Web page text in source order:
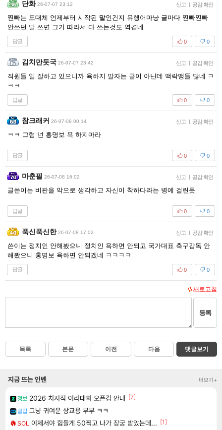
단화 26-07-07 23:12 신고 | 공감 확인
찐빠는 도대체 언제부터 시작된 말인건지 유행어마냥 글마다 찐빠찐빠
안쓰던 말 쓰면 그거 따라서 다 쓰는것도 역겹네
답글 0
0
김치만둣국 26-07-07 23:42 신고 | 공감 확인
직원들 일 잘하고 있으니까 욕하지 말자는 글이 아닌데 맥락맹들 많네 ㅋ
ㅋㅋ
답글 0
0
참크래커 26-07-08 00:14 신고 | 공감 확인
ㅋㅋ 그럼 넌 홍명보 욕 하지마라
답글 0
0
마춘필 26-07-08 16:02 신고 | 공감 확인
글쓴이는 비판을 악으로 생각하고 자신이 착하다라는 병에 걸린듯
답글 0
0
푹신푹신한 26-07-08 17:02 신고 | 공감 확인
쓴이는 정치인 안해봤으니 정치인 욕하면 안되고 국가대표 축구감독 안
해봤으니 홍명보 욕하면 안되겠네 ㅋㅋㅋㅋ
답글 0
0
새로고침
등록
목록 본문 이전 다음 댓글보기
지금 뜨는 인벤 더보기+
정보 2026 치지직 이리대회 오픈컵 안내 [7]
클립 그냥 귀여운 상교용 부부 ㅋㅋ
SOL 이제서야 힘들게 50찍고 나가 장궁 받았는데... [1]